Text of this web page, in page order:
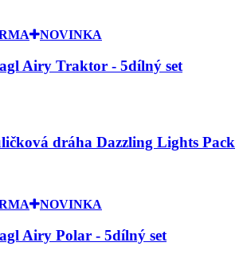
NOVINKA
Airy Traktor - 5dílný set
dráha Dazzling Lights Pack
NOVINKA
Airy Polar - 5dílný set